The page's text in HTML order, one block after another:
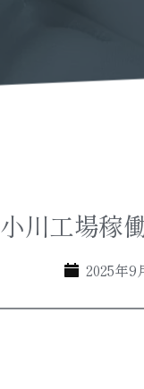
小川工場稼
2025年9